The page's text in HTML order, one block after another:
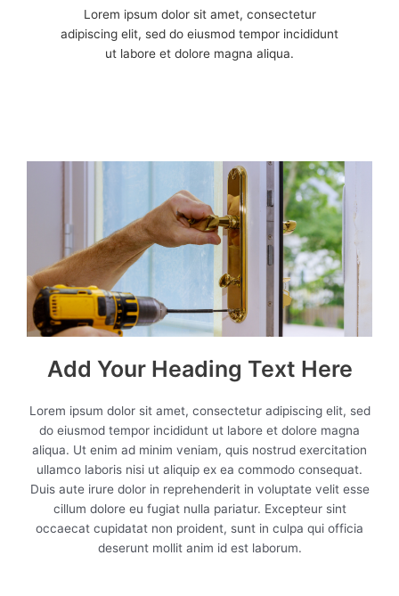
Lorem ipsum dolor sit amet, consectetur
adipiscing elit, sed do eiusmod tempor incididunt
ut labore et dolore magna aliqua.
Add Your Heading Text Here
Lorem ipsum dolor sit amet, consectetur adipiscing elit, sed
do eiusmod tempor incididunt ut labore et dolore magna
aliqua. Ut enim ad minim veniam, quis nostrud exercitation
ullamco laboris nisi ut aliquip ex ea commodo consequat.
Duis aute irure dolor in reprehenderit in voluptate velit esse
cillum dolore eu fugiat nulla pariatur. Excepteur sint
occaecat cupidatat non proident, sunt in culpa qui officia
deserunt mollit anim id est laborum.